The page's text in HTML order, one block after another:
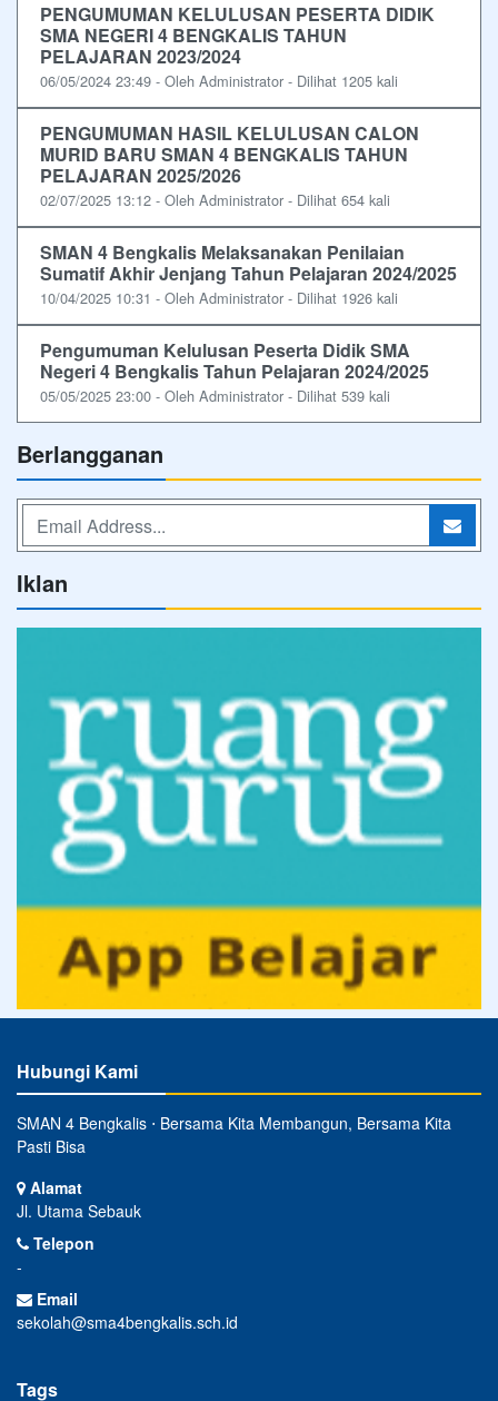
PENGUMUMAN KELULUSAN PESERTA DIDIK
SMA NEGERI 4 BENGKALIS TAHUN
PELAJARAN 2023/2024
06/05/2024 23:49 - Oleh Administrator - Dilihat 1205 kali
PENGUMUMAN HASIL KELULUSAN CALON
MURID BARU SMAN 4 BENGKALIS TAHUN
PELAJARAN 2025/2026
02/07/2025 13:12 - Oleh Administrator - Dilihat 654 kali
SMAN 4 Bengkalis Melaksanakan Penilaian
Sumatif Akhir Jenjang Tahun Pelajaran 2024/2025
10/04/2025 10:31 - Oleh Administrator - Dilihat 1926 kali
Pengumuman Kelulusan Peserta Didik SMA
Negeri 4 Bengkalis Tahun Pelajaran 2024/2025
05/05/2025 23:00 - Oleh Administrator - Dilihat 539 kali
Berlangganan
Iklan
Hubungi Kami
SMAN 4 Bengkalis ⋅ Bersama Kita Membangun, Bersama Kita
Pasti Bisa
Alamat
Jl. Utama Sebauk
Telepon
-
Email
sekolah@sma4bengkalis.sch.id
Tags